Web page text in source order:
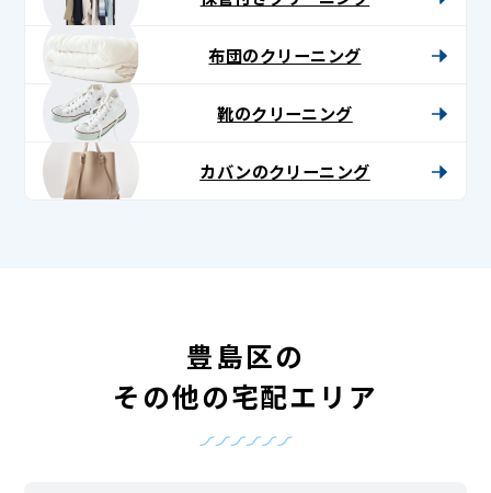
布団のクリーニング
靴のクリーニング
カバンのクリーニング
豊島区の
その他の宅配エリア